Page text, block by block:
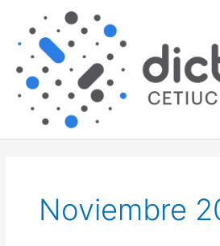
content
Noviembre